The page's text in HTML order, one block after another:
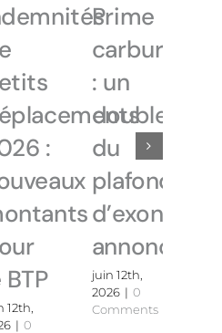
:
BTP
12th,
| 0
Prime
carburant
: un
du
plafond
annoncé
juin 12th,
2026 | 0
Comments